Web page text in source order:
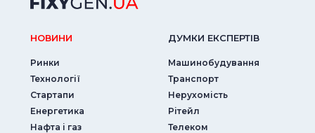
НОВИНИ
Ринки
Технології
Стартапи
Енергетика
Нафта і газ
ДУМКИ ЕКСПЕРТIВ
Машинобудування
Транспорт
Нерухомість
Рітейл
Телеком